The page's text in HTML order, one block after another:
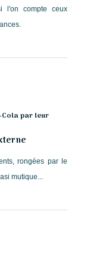
l'on compte ceux
Cola par leur
rongées par le
mutique...